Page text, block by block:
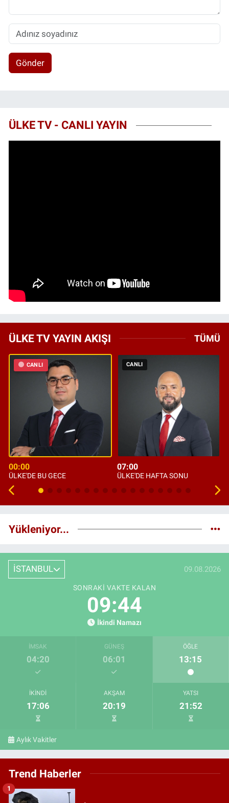
Gönder
ÜLKE TV - CANLI YAYIN
ÜLKE TV YAYIN AKIŞI TÜMÜ
CANLI
00:00
ÜLKE'DE BU GECE
CANLI
07:00
ÜLKE'DE HAFTA SONU
Yükleniyor...
İSTANBUL 09.08.2026
SONRAKI VAKTE KALAN
09:42
İkindi Namazı
İMSAK
04:20
GÜNEŞ
06:01
ÖĞLE
13:15
İKINDI
17:06
AKŞAM
20:19
YATSI
21:52
Aylık Vakitler
Trend Haberler
1